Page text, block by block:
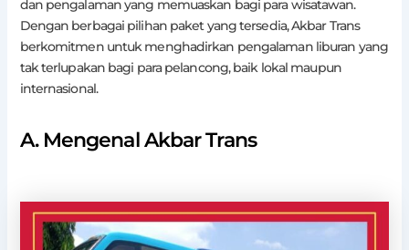
dan pengalaman yang memuaskan bagi para wisatawan.
Dengan berbagai pilihan paket yang tersedia, Akbar Trans
berkomitmen untuk menghadirkan pengalaman liburan yang
tak terlupakan bagi para pelancong, baik lokal maupun
internasional.
A. Mengenal Akbar Trans